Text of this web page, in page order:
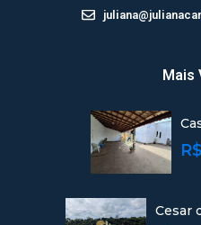
Mais
Cesar